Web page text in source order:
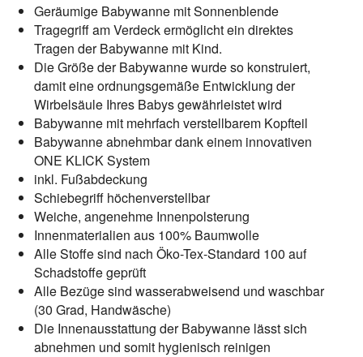
Geräumige Babywanne mit Sonnenblende
Tragegriff am Verdeck ermöglicht ein direktes
Tragen der Babywanne mit Kind.
Die Größe der Babywanne wurde so konstruiert,
damit eine ordnungsgemäße Entwicklung der
Wirbelsäule Ihres Babys gewährleistet wird
Babywanne mit mehrfach verstellbarem Kopfteil
Babywanne abnehmbar dank einem innovativen
ONE KLICK System
inkl. Fußabdeckung
Schiebegriff höchenverstellbar
Weiche, angenehme Innenpolsterung
Innenmaterialien aus 100% Baumwolle
Alle Stoffe sind nach Öko-Tex-Standard 100 auf
Schadstoffe geprüft
Alle Bezüge sind wasserabweisend und waschbar
(30 Grad, Handwäsche)
Die Innenausstattung der Babywanne lässt sich
abnehmen und somit hygienisch reinigen